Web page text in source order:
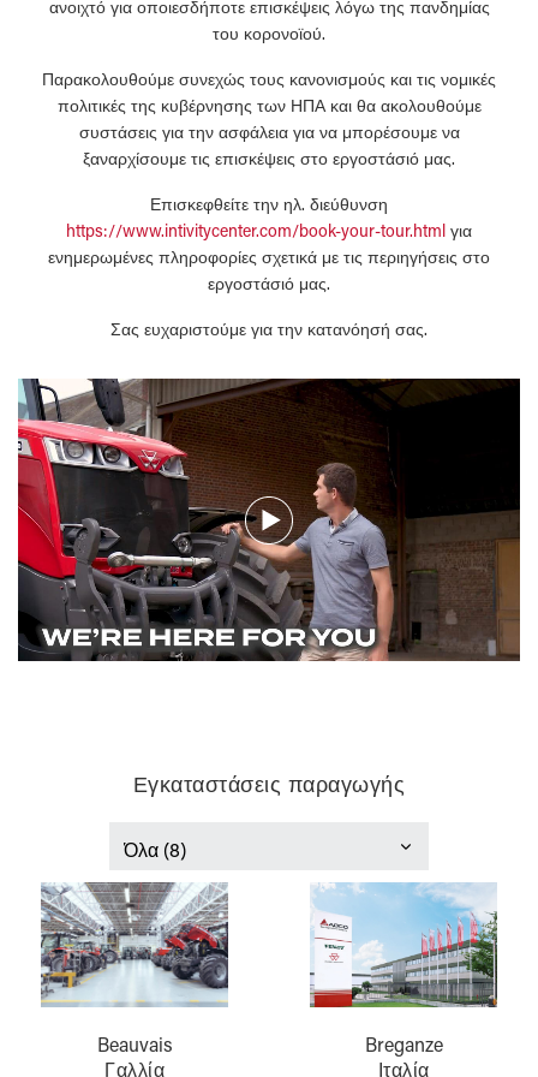
ανοιχτό για οποιεσδήποτε επισκέψεις λόγω της πανδημίας
του κορονοϊού.
Παρακολουθούμε συνεχώς τους κανονισμούς και τις νομικές
πολιτικές της κυβέρνησης των ΗΠΑ και θα ακολουθούμε
συστάσεις για την ασφάλεια για να μπορέσουμε να
ξαναρχίσουμε τις επισκέψεις στο εργοστάσιό μας.
Επισκεφθείτε την ηλ. διεύθυνση
https://www.intivitycenter.com/book-your-tour.html για
ενημερωμένες πληροφορίες σχετικά με τις περιηγήσεις στο
εργοστάσιό μας.
Σας ευχαριστούμε για την κατανόησή σας.
Εγκαταστάσεις παραγωγής
Beauvais
Γαλλία
Γαλλία
Breganze
Ιταλία
Ιταλία